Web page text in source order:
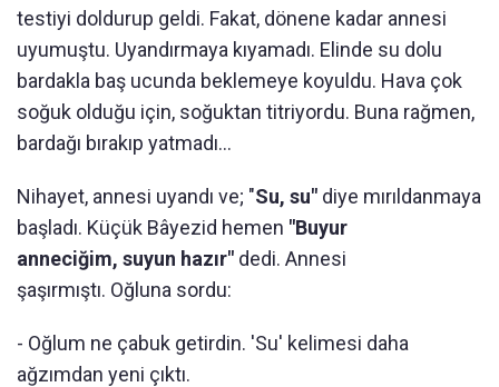
testiyi doldurup geldi. Fakat, dönene kadar annesi
uyumuştu. Uyandırmaya kıyamadı. Elinde su dolu
bardakla baş ucunda beklemeye koyuldu. Hava çok
soğuk olduğu için, soğuktan titriyordu. Buna rağmen,
bardağı bırakıp yatmadı...
Nihayet, annesi uyandı ve; "Su, su" diye mırıldanmaya
başladı. Küçük Bâyezid hemen "Buyur
anneciğim, suyun hazır" dedi. Annesi
şaşırmıştı. Oğluna sordu:
- Oğlum ne çabuk getirdin. 'Su' kelimesi daha
ağzımdan yeni çıktı.